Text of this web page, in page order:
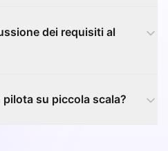
dei requisiti al
su piccola scala?